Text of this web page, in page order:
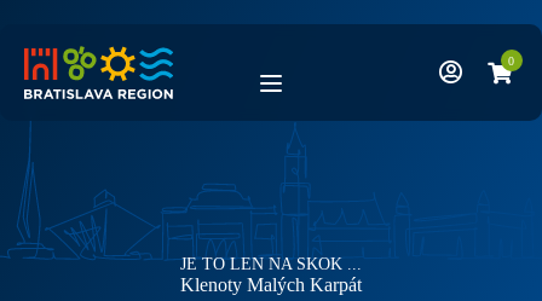
content
0
JE TO LEN NA SKOK ...
Kategória
Klenoty Malých Karpát